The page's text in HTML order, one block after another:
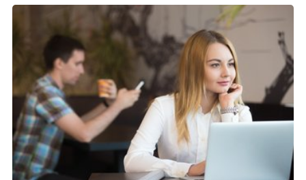
расстоянии она требует осознанного
проектирования — иначе компания рискует
потерять новичка в первые же месяцы.